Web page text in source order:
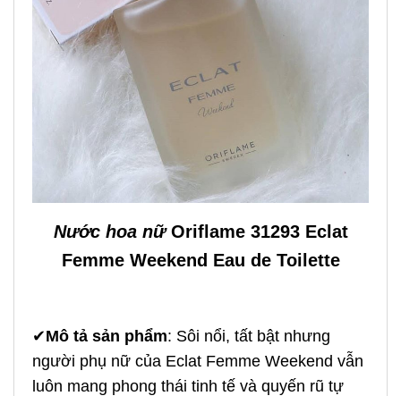
Nước hoa nữOriflame 31293 Eclat
Femme Weekend Eau de Toilette
✔Mô tả sản phẩm: Sôi nổi, tất bật nhưng
người phụ nữ của Eclat Femme Weekend vẫn
luôn mang phong thái tinh tế và quyến rũ tự